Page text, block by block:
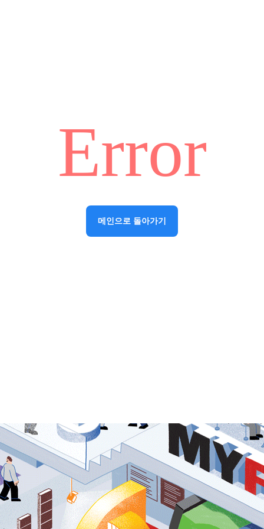
Error
메인으로 돌아가기